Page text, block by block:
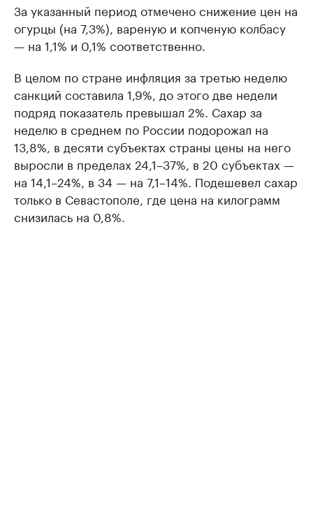
За указанный период отмечено снижение цен на
огурцы (на 7,3%), вареную и копченую колбасу
— на 1,1% и 0,1% соответственно.
В целом по стране инфляция за третью неделю
санкций составила 1,9%, до этого две недели
подряд показатель превышал 2%. Сахар за
неделю в среднем по России подорожал на
13,8%, в десяти субъектах страны цены на него
выросли в пределах 24,1–37%, в 20 субъектах —
на 14,1–24%, в 34 — на 7,1–14%. Подешевел сахар
только в Севастополе, где цена на килограмм
снизилась на 0,8%.